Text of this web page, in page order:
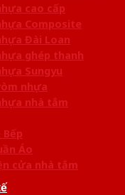
cao cấp
Composite
Đài Loan
ghép thanh
Sungyu
nhựa
nhà tắm
Bếp
Áo
cửa nhà tắm